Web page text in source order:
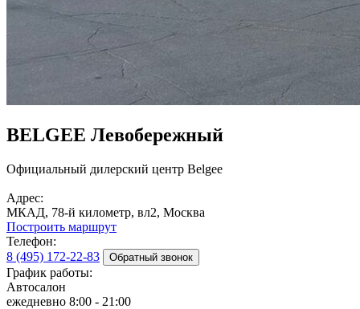
BELGEE Левобережный
Официальный дилерский центр Belgee
Адрес:
МКАД, 78-й километр, вл2, Москва
Построить маршрут
Телефон:
8 (495) 172-22-83
Обратный звонок
График работы:
Автосалон
ежедневно 8:00 - 21:00